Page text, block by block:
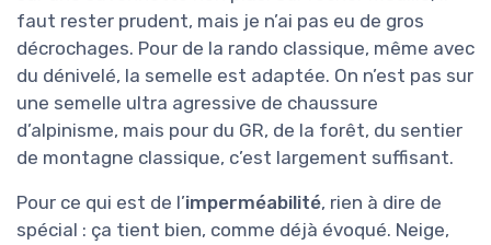
faut rester prudent, mais je n’ai pas eu de gros
décrochages. Pour de la rando classique, même avec
du dénivelé, la semelle est adaptée. On n’est pas sur
une semelle ultra agressive de chaussure
d’alpinisme, mais pour du GR, de la forêt, du sentier
de montagne classique, c’est largement suffisant.
Pour ce qui est de l’imperméabilité, rien à dire de
spécial : ça tient bien, comme déjà évoqué. Neige,